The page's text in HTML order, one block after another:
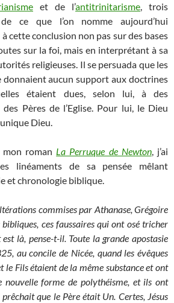
et de l’antitrinitarisme, trois
ce que l’on nomme aujourd’hui
cette conclusion non pas sur des bases
sur la foi, mais en interprétant à sa
religieuses. Il se persuada que les
donnaient aucun support aux doctrines
étaient dues, selon lui, à des
Pères de l’Eglise. Pour lui, le Dieu
Dieu.
roman La Perruque de Newton, j’ai
linéaments de sa pensée mêlant
et chronologie biblique.
commises par Athanase, Grégoire
ces faussaires qui ont osé tricher
là, pense-t-il. Toute la grande apostasie
au concile de Nicée, quand les évêques
le Fils étaient de la même substance et ont
nouvelle forme de polythéisme, et ils ont
que le Père était Un. Certes, Jésus